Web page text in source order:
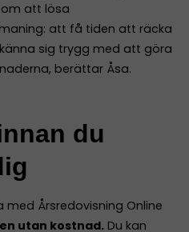
om att lösa
att få tiden att räcka
sig trygg med att göra
berättar Åsa.
du
Årsredovisning Online
utan kostnad. Du kan